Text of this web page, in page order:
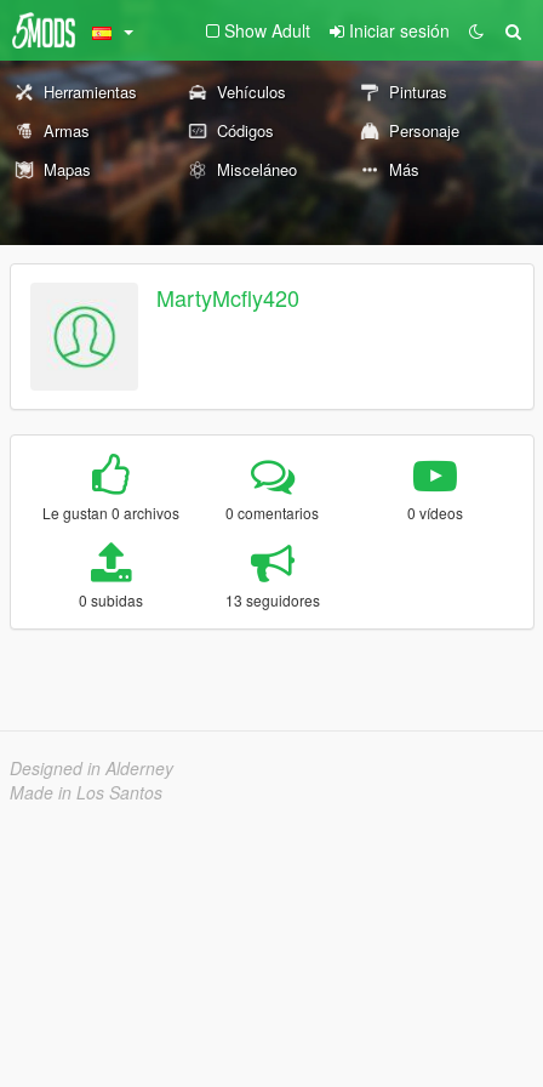
Show Adult Iniciar sesión
Herramientas Vehículos
Pinturas
Armas
Códigos
Personaje
Mapas
Misceláneo Más
MartyMcfly420
Le gustan 0 archivos 0 comentarios 0 vídeos
0 subidas 13 seguidores
Designed in Alderney
Made in Los Santos